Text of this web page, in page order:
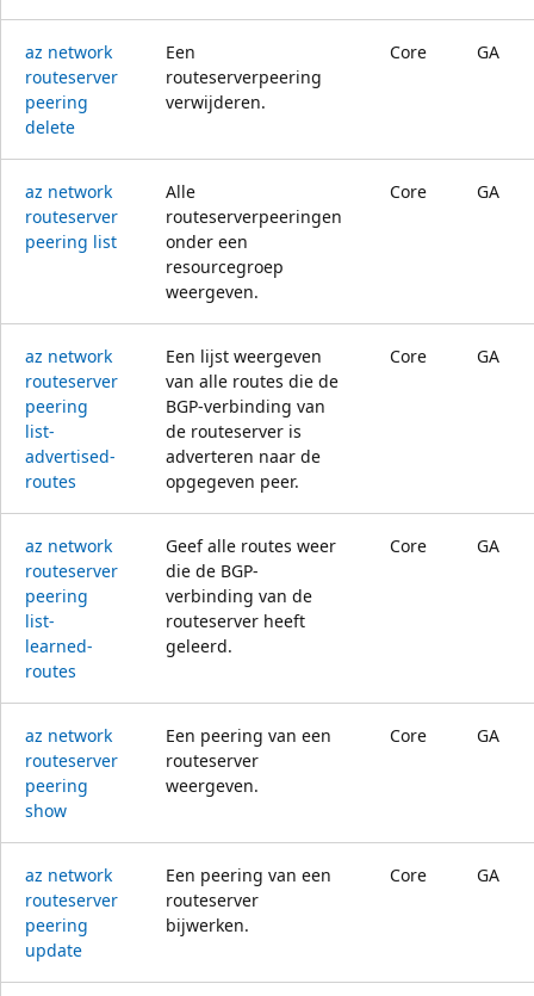
az network
routeserver
peering
delete
Een
routeserverpeering
verwijderen.
Core GA
az network
routeserver
peering list
Alle
routeserverpeeringen
onder een
resourcegroep
weergeven.
Core GA
az network
routeserver
peering
list-
advertised-
routes
Een lijst weergeven
van alle routes die de
BGP-verbinding van
de routeserver is
adverteren naar de
opgegeven peer.
Core GA
az network
routeserver
peering
list-
learned-
routes
Geef alle routes weer
die de BGP-
verbinding van de
routeserver heeft
geleerd.
Core GA
az network
routeserver
peering
show
Een peering van een
routeserver
weergeven.
Core GA
az network
routeserver
peering
update
Een peering van een
routeserver
bijwerken.
Core GA